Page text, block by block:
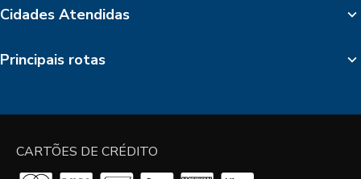
Cidades Atendidas
Principais rotas
CARTÕES DE CRÉDITO